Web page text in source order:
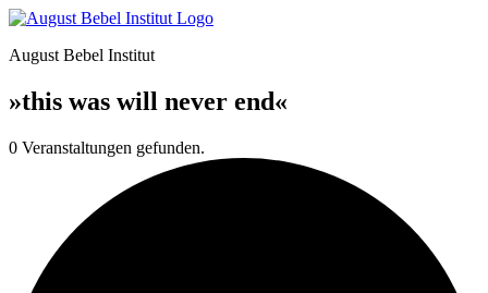
August Bebel Institut
»this was will never end«
0 Veranstaltungen gefunden.